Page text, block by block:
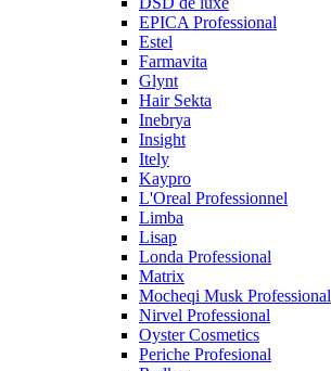
EPICA Professional
Estel
Farmavita
Glynt
Hair Sekta
Inebrya
Insight
Itely
Kaypro
L'Oreal Professionnel
Limba
Lisap
Londa Professional
Matrix
Mocheqi Musk Professional
Nirvel Professional
Oyster Cosmetics
Periche Profesional